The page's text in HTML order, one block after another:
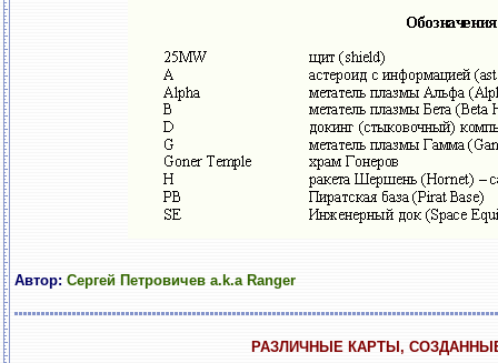
Автор: Сергей Петровичев a.k.a Ranger
РАЗЛИЧНЫЕ КАРТЫ,